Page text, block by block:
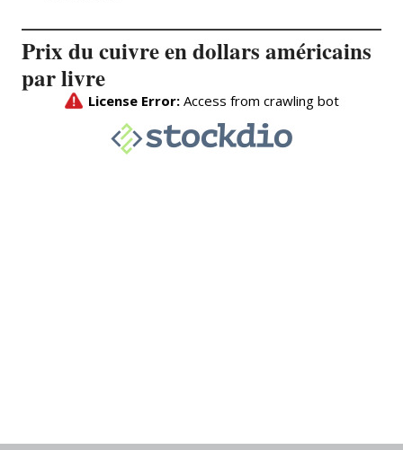
Prix du cuivre en dollars américains
par livre